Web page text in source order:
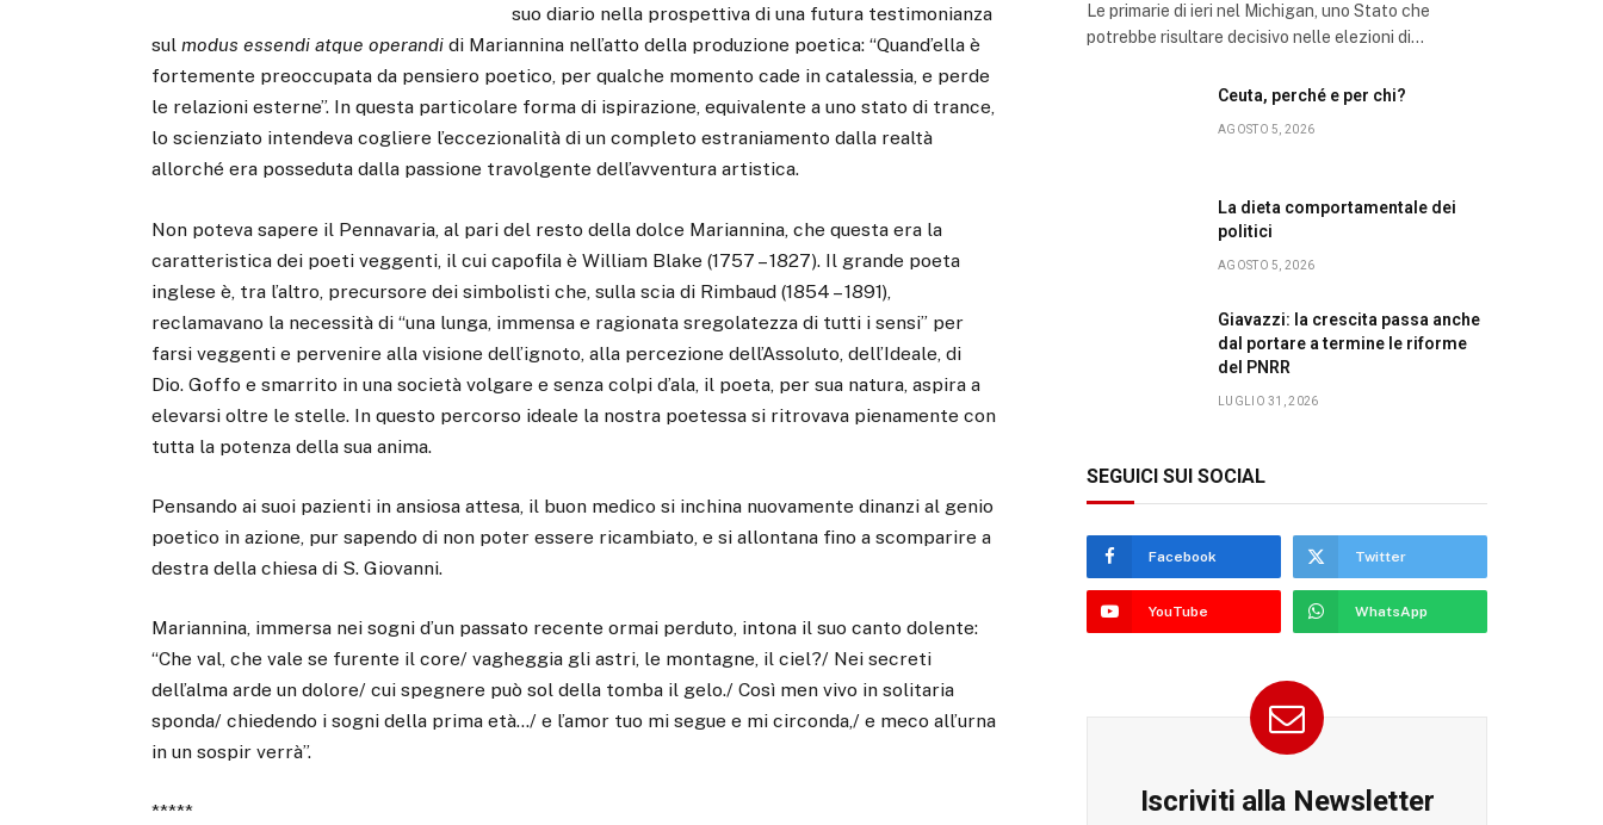
suo diario nella prospettiva di una futura testimonianza
sulmodus essendi atque operandidi Mariannina nell’atto della produzione poetica: “Quand’ella è
fortemente preoccupata da pensiero poetico, per qualche momento cade in catalessia, e perde
le relazioni esterne”. In questa particolare forma di ispirazione, equivalente a uno stato di trance,
lo scienziato intendeva cogliere l’eccezionalità di un completo estraniamento dalla realtà
allorché era posseduta dalla passione travolgente dell’avventura artistica.
Non poteva sapere il Pennavaria, al pari del resto della dolce Mariannina, che questa era la
caratteristica dei poeti veggenti, il cui capofila è William Blake (1757 – 1827). Il grande poeta
inglese è, tra l’altro, precursore dei simbolisti che, sulla scia di Rimbaud (1854 – 1891),
reclamavano la necessità di “una lunga, immensa e ragionata sregolatezza di tutti i sensi” per
farsi veggenti e pervenire alla visione dell’ignoto, alla percezione dell’Assoluto, dell’Ideale, di
Dio. Goffo e smarrito in una società volgare e senza colpi d’ala, il poeta, per sua natura, aspira a
elevarsi oltre le stelle. In questo percorso ideale la nostra poetessa si ritrovava pienamente con
tutta la potenza della sua anima.
Pensando ai suoi pazienti in ansiosa attesa, il buon medico si inchina nuovamente dinanzi al genio
poetico in azione, pur sapendo di non poter essere ricambiato, e si allontana fino a scomparire a
destra della chiesa di S. Giovanni.
Mariannina, immersa nei sogni d’un passato recente ormai perduto, intona il suo canto dolente:
“Che val, che vale se furente il core/ vagheggia gli astri, le montagne, il ciel?/ Nei secreti
dell’alma arde un dolore/ cui spegnere può sol della tomba il gelo./ Così men vivo in solitaria
sponda/ chiedendo i sogni della prima età…/ e l’amor tuo mi segue e mi circonda,/ e meco all’urna
in un sospir verrà”.
*****
Le primarie di ieri nel Michigan, uno Stato che
potrebbe risultare decisivo nelle elezioni di…
Ceuta, perché e per chi?
AGOSTO 5, 2026
La dieta comportamentale dei
politici
AGOSTO 5, 2026
Giavazzi: la crescita passa anche
dal portare a termine le riforme
del PNRR
LUGLIO 31, 2026
SEGUICI SUI SOCIAL
Facebook Twitter
YouTube WhatsApp
Iscriviti alla Newsletter